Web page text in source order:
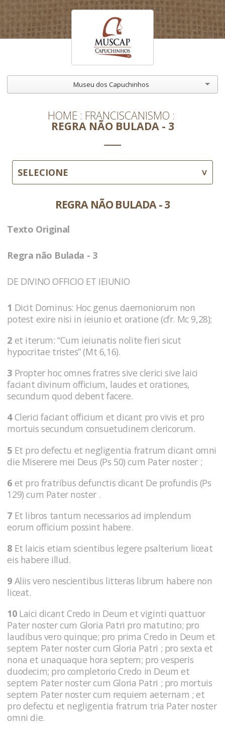
Museu dos Capuchinhos
HOME FRANCISCANISMO
REGRA NÃO BULADA - 3
SELECIONE
REGRA NÃO BULADA - 3
Texto Original
Regra não Bulada - 3
DE DIVINO OFFICIO ET IEIUNIO
1 Dicit Dominus: Hoc genus daemoniorum non
potest exire nisi in ieiunio et oratione (cfr. Mc 9,28);
2 et iterum: “Cum ieiunatis nolite fieri sicut
hypocritae tristes” (Mt 6,16).
3 Propter hoc omnes fratres sive clerici sive laici
faciant divinum officium, laudes et orationes,
secundum quod debent facere.
4Clerici faciant officium et dicant pro vivis et pro
mortuis secundum consuetudinem clericorum.
5 Et pro defectu et negligentia fratrum dicant omni
die Miserere mei Deus (Ps 50) cum Pater noster ;
6 et pro fratribus defunctis dicant De profundis (Ps
129) cum Pater noster .
7 Et libros tantum necessarios ad implendum
eorum officium possint habere.
8 Et laicis etiam scientibus legere psalterium liceat
eis habere illud.
9 Aliis vero nescientibus litteras librum habere non
liceat.
10Laici dicant Credo in Deum et viginti quattuor
Pater noster cum Gloria Patri pro matutino; pro
laudibus vero quinque; pro prima Credo in Deum et
septem Pater noster cum Gloria Patri ; pro sexta et
nona et unaquaque hora septem; pro vesperis
duodecim; pro completorio Credo in Deum et
septem Pater noster cum Gloria Patri ; pro mortuis
septem Pater noster cum requiem aeternam ; et
pro defectu et negligentia fratrum tria Pater noster
omni die.